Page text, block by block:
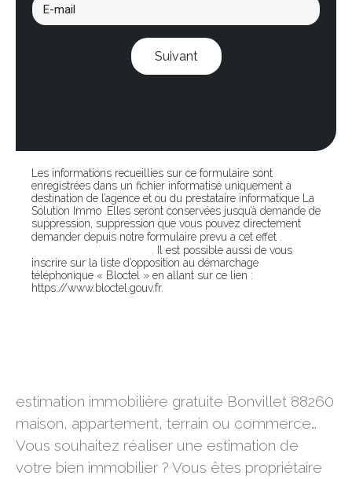
Suivant
Les informations recueillies sur ce formulaire sont
enregistrées dans un fichier informatisé uniquement à
destination de l’agence et ou du prestataire informatique La
Solution Immo .Elles seront conservées jusqu’à demande de
suppression, suppression que vous pouvez directement
demander depuis notre formulaire prevu a cet effet .
. Il est possible aussi de vous
inscrire sur la liste d’opposition au démarchage
téléphonique « Bloctel » en allant sur ce lien :
https://www.bloctel.gouv.fr.
estimation immobilière gratuite Bonvillet 88260
maison, appartement, terrain ou commerce…
Vous souhaitez réaliser une estimation de
votre bien immobilier ? Vous êtes propriétaire